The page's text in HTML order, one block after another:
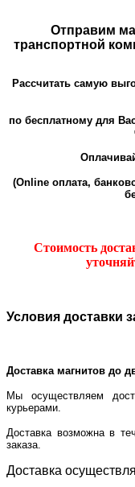
Отправим
транспортной
Рассчитать самую
по бесплатному для
(Online оплата,
Стоимость
Условия доставки
Доставка магнитов до
Мы осуществляем
курьерами.
Доставка возможна в
заказа.
Доставка